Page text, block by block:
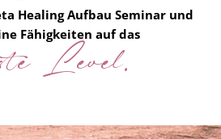
Healing Aufbau Seminar und
Fähigkeiten auf das
Level.